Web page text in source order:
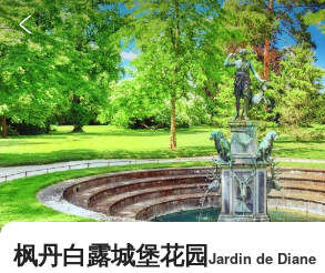

枫丹白露城堡花园Jardin de Diane